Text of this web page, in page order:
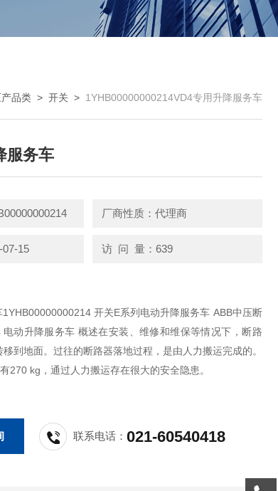
品类 > 开关 > 1YHB00000000214VD4专用升降服务车
服务车
厂商性质：代理商
15 访 问 量：639
开关E系列电动升降服务车 ABB中压断
到地面。过往的断路器落地过程，是由人力搬运完成的。
270 kg，通过人力搬运存在很大的安全隐患。
联系电话：021-60540418